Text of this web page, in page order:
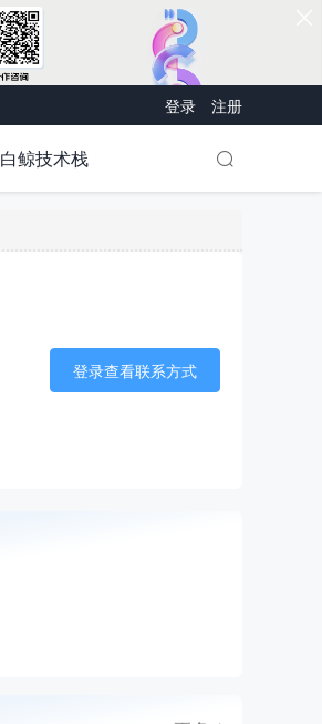
登录 注册
白鲸技术栈
登录查看联系方式